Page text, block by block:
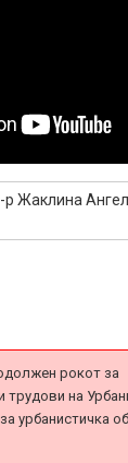
Жаклина
рокот за
трудови на
урбанистичка